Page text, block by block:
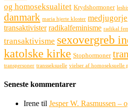
og homoseksualitet Krydshormoner
danmark maria hjerte kloster medjugorje
transaktivister radikalfeminisme radikal
transaktivisme sexovergreb
katolske kirke Stophormoner
transpersoner transseksuelle vielser af homoseksuelle
Seneste kommentarer
Irene til Jesper W. Rasmussen –